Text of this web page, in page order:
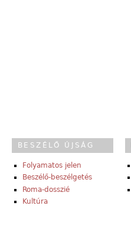
BESZÉLŐ ÚJSÁG
Folyamatos jelen
Beszélő-beszélgetés
Roma-dosszié
Kultúra